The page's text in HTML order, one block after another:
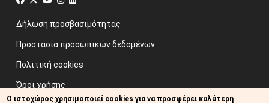
Δήλωση προσβασιμότητας
Προστασία προσωπικών δεδομένων
Πολιτική cookies
Όροι χρήσης
Ο ιστοχώρος χρησιμοποιεί cookies για να προσφέρει καλύτερη